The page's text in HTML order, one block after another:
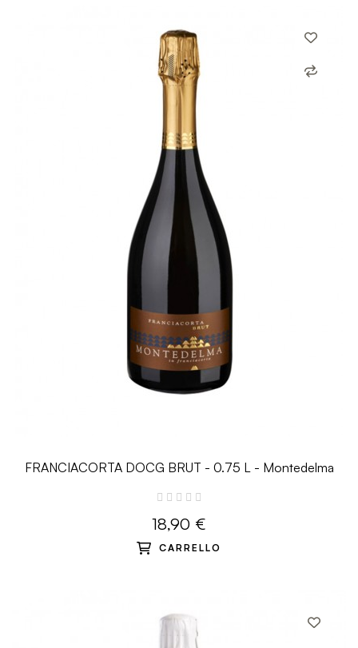
FRANCIACORTA DOCG BRUT - 0.75 L - Montedelma
18,90 €
CARRELLO